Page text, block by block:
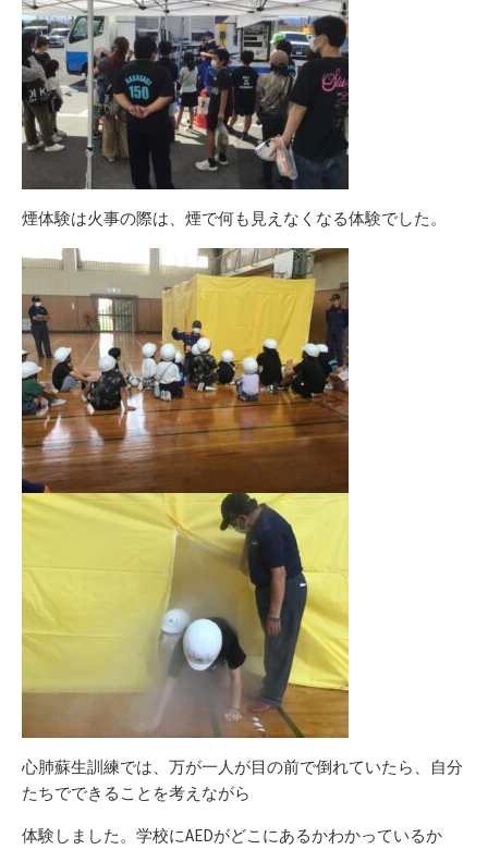
煙体験は火事の際は、煙で何も見えなくなる体験でした。
心肺蘇生訓練では、万が一人が目の前で倒れていたら、自分
たちでできることを考えながら
体験しました。学校にAEDがどこにあるかわかっているか